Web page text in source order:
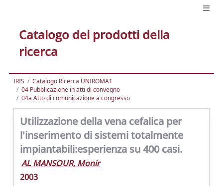
Catalogo dei prodotti della
ricerca
IRIS
Catalogo Ricerca UNIROMA1
04 Pubblicazione in atti di convegno
04a Atto di comunicazione a congresso
Utilizzazione della vena cefalica per
l'inserimento di sistemi totalmente
impiantabili:esperienza su 400 casi.
AL MANSOUR, Monir
2003